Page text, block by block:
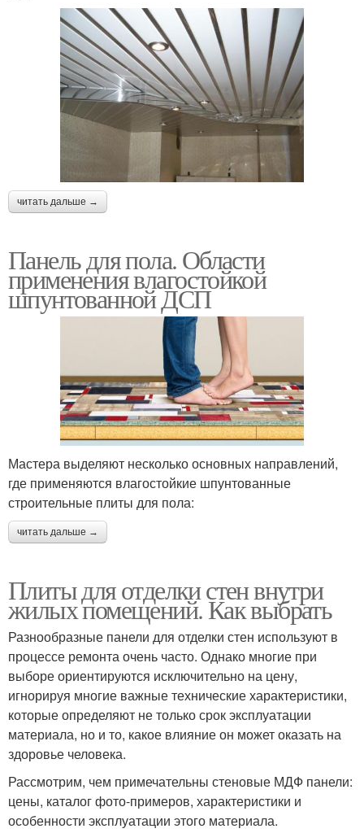
читать дальше →
Панель для пола. Области
применения влагостойкой
шпунтованной ДСП
Мастера выделяют несколько основных направлений,
где применяются влагостойкие шпунтованные
строительные плиты для пола:
читать дальше →
Плиты для отделки стен внутри
жилых помещений. Как выбрать
Разнообразные панели для отделки стен используют в
процессе ремонта очень часто. Однако многие при
выборе ориентируются исключительно на цену,
игнорируя многие важные технические характеристики,
которые определяют не только срок эксплуатации
материала, но и то, какое влияние он может оказать на
здоровье человека.
Рассмотрим, чем примечательны стеновые МДФ панели:
цены, каталог фото-примеров, характеристики и
особенности эксплуатации этого материала.